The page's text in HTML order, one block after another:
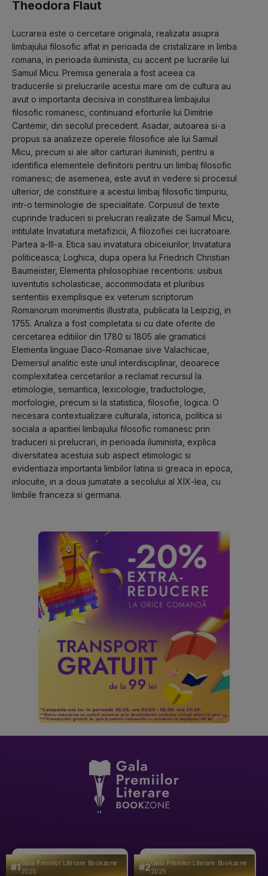
Theodora Flaut
Lucrarea este o cercetare originala, realizata asupra
limbajului filosofic aflat in perioada de cristalizare in limba
romana, in perioada iluminista, cu accent pe lucrarile lui
Samuil Micu. Premisa generala a fost aceea ca
traducerile si prelucrarile acestui mare om de cultura au
avut o importanta decisiva in constituirea limbajului
filosofic romanesc, continuand eforturile lui Dimitrie
Cantemir, din secolul precedent. Asadar, autoarea si-a
propus sa analizeze operele filosofice ale lui Samuil
Micu, precum si ale altor carturari iluministi, pentru a
identifica elementele definitorii pentru un limbaj filosofic
romanesc; de asemenea, este avut in vedere si procesul
ulterior, de constituire a acestui limbaj filosofic timpuriu,
intr-o terminologie de specialitate. Corpusul de texte
cuprinde traduceri si prelucrari realizate de Samuil Micu,
intitulate Invatatura metafizicii, A filozofiei cei lucratoare.
Partea a-III-a. Etica sau invatatura obiceiurilor; Invatatura
politiceasca; Loghica, dupa opera lui Friedrich Christian
Baumeister, Elementa philosophiae recentioris: usibus
iuventutis scholasticae, accommodata et pluribus
sententiis exemplisque ex veterum scriptorum
Romanorum monimentis illustrata, publicata la Leipzig, in
1755. Analiza a fost completata si cu date oferite de
cercetarea editiilor din 1780 si 1805 ale gramaticii
Elementa linguae Daco-Romanae sive Valachicae,
Demersul analitic este unul interdisciplinar, deoarece
complexitatea cercetarilor a reclamat recursul la
etimologie, semantica, lexicologie, traductologie,
morfologie, precum si la statistica, filosofie, logica. O
necesara contextualizare culturala, istorica, politica si
sociala a aparitiei limbajului filosofic romanesc prin
traduceri si prelucrari, in perioada iluminista, explica
diversitatea acestuia sub aspect etimologic si
evidentiaza importanta limbilor latina si greaca in epoca,
inlocuite, in a doua jumatate a secolului al XIX-lea, cu
limbile franceza si germana.
#1Gala Premilor Literare Bookzone
2025 #2Gala Premilor Literare Bookzone
2025